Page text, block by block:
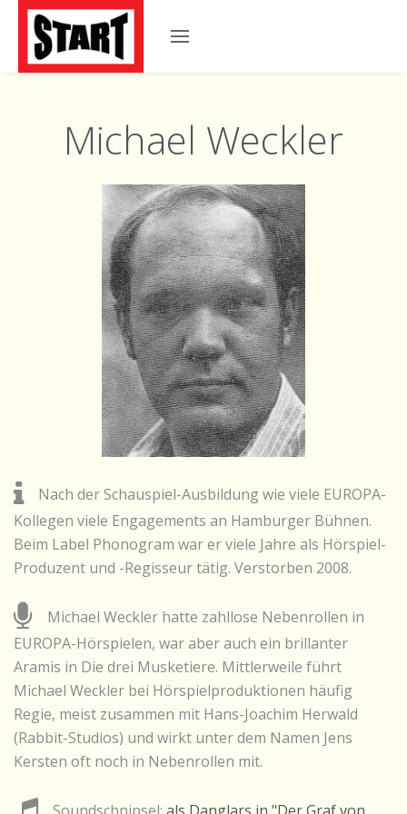
Michael Weckler
Nach der Schauspiel-Ausbildung wie viele EUROPA-
Kollegen viele Engagements an Hamburger Bühnen.
Beim Label Phonogram war er viele Jahre als Hörspiel-
Produzent und -Regisseur tätig. Verstorben 2008.
Michael Weckler hatte zahllose Nebenrollen in
EUROPA-Hörspielen, war aber auch ein brillanter
Aramis in Die drei Musketiere. Mittlerweile führt
Michael Weckler bei Hörspielproduktionen häufig
Regie, meist zusammen mit Hans-Joachim Herwald
(Rabbit-Studios) und wirkt unter dem Namen Jens
Kersten oft noch in Nebenrollen mit.